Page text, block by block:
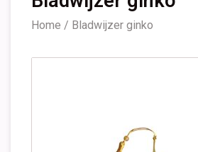
Home / Bladwijzer ginko